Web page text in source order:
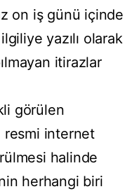
on iş günü içinde
yazılı olarak
itirazlar
görülen
resmi internet
halinde
herhangi biri